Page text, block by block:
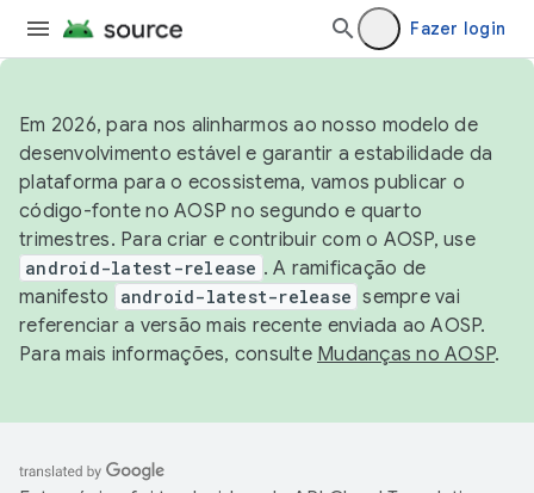
Fazer login
Em 2026, para nos alinharmos ao nosso modelo de
desenvolvimento estável e garantir a estabilidade da
plataforma para o ecossistema, vamos publicar o
código-fonte no AOSP no segundo e quarto
trimestres. Para criar e contribuir com o AOSP, use
android-latest-release . A ramificação de
manifesto
android-latest-release sempre vai
referenciar a versão mais recente enviada ao AOSP.
Para mais informações, consulte Mudanças no AOSP.